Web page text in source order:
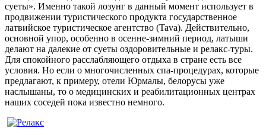
суеты». Именно такой лозунг в данный момент использует в
продвижении туристического продукта государственное
латвийское туристическое агентство (Tava). Действительно,
основной упор, особенно в осенне-зимний период, латыши
делают на далекие от суеты оздоровительные и релакс-туры.
Для спокойного расслабляющего отдыха в стране есть все
условия. Но если о многочисленных спа-процедурах, которые
предлагают, к примеру, отели Юрмалы, белорусы уже
наслышаны, то о медицинских и реабилитационных центрах
наших соседей пока известно немного.